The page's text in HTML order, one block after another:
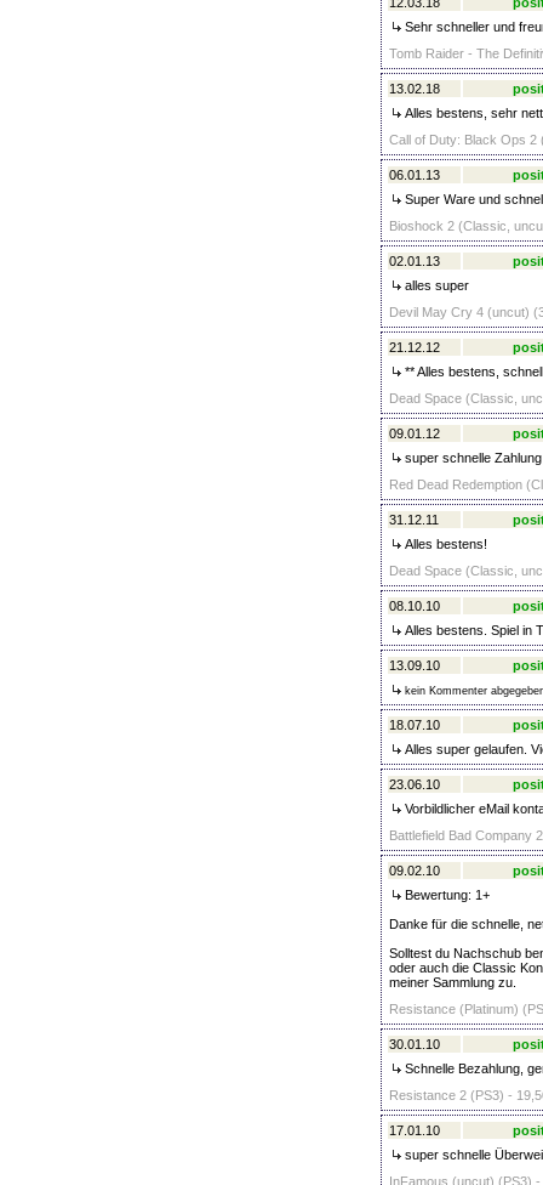
Sehr schneller und
Tomb Raider - The
13.02.18
Alles bestens, sehr
Call of Duty: Black Ops 2
06.01.13
Super Ware und
Bioshock 2 (Classic,
02.01.13
alles super
Devil May Cry 4 (uncut)
21.12.12
** Alles bestens,
Dead Space (Classic,
09.01.12
super schnelle
Red Dead Redemption
31.12.11
Alles bestens!
Dead Space (Classic,
08.10.10
Alles bestens. Spiel in
13.09.10
kein Kommenter
18.07.10
Alles super gelaufen.
23.06.10
Vorbildlicher eMail
Battlefield Bad Company
09.02.10
Bewertung: 1+
Danke für die schnelle,
Solltest du Nachschub
oder auch die Classic
meiner Sammlung zu.
Resistance (Platinum)
30.01.10
Schnelle Bezahlung,
Resistance 2 (PS3) -
17.01.10
super schnelle
InFamous (uncut) (PS3) -